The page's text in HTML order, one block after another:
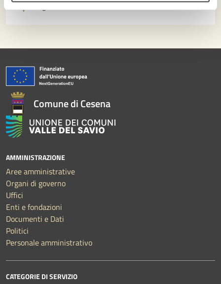
Segnala disservizio
Comune di Cesena
AMMINISTRAZIONE
Aree amministrative
Organi di governo
Uffici
Enti e fondazioni
Documenti e Dati
Politici
Personale amministrativo
CATEGORIE DI SERVIZIO